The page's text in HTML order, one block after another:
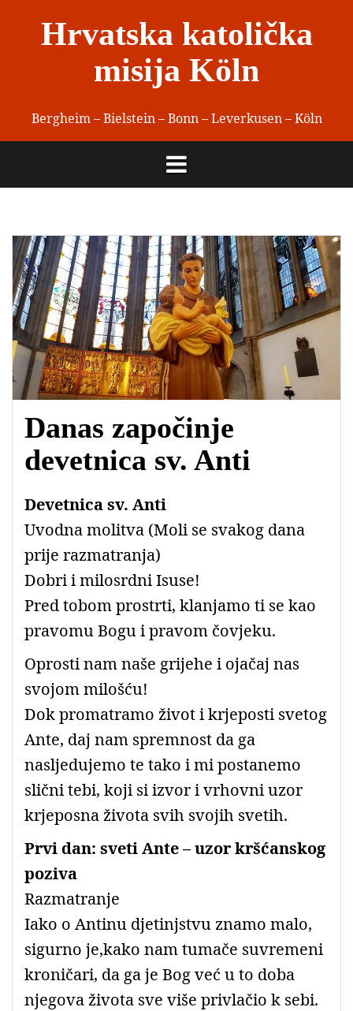
Hrvatska katolička
misija Köln
Bergheim – Bielstein – Bonn – Leverkusen – Köln
Danas započinje
devetnica sv. Anti
Devetnica sv. Anti
Uvodna molitva (Moli se svakog dana
prije razmatranja)
Dobri i milosrdni Isuse!
Pred tobom prostrti, klanjamo ti se kao
pravomu Bogu i pravom čovjeku.
Oprosti nam naše grijehe i ojačaj nas
svojom milošću!
Dok promatramo život i krjeposti svetog
Ante, daj nam spremnost da ga
nasljedujemo te tako i mi postanemo
slični tebi, koji si izvor i vrhovni uzor
krjeposna života svih svojih svetih.
Prvi dan: sveti Ante – uzor kršćanskog
poziva
Razmatranje
Iako o Antinu djetinjstvu znamo malo,
sigurno je,kako nam tumače suvremeni
kroničari, da ga je Bog već u to doba
njegova života sve više privlačio k sebi.